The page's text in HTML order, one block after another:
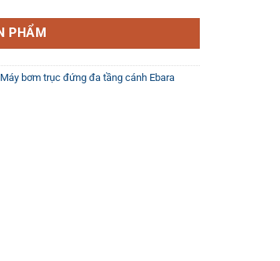
PHẨM
Máy bơm trục đứng đa tầng cánh Ebara